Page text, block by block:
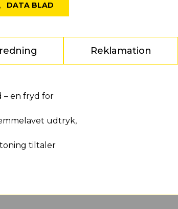
DATA BLAD
Reklamation
– en fryd for
udtryk,
tiltaler